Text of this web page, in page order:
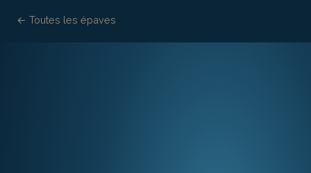
← Toutes les épaves